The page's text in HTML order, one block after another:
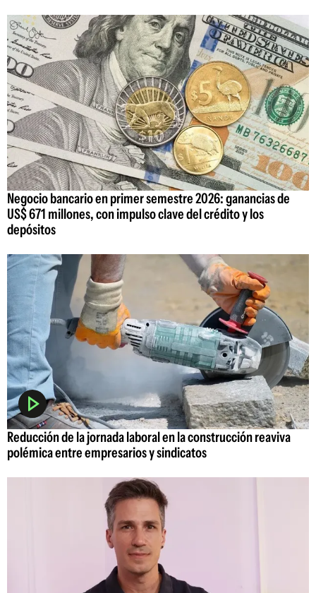
Negocio bancario en primer semestre 2026: ganancias de
US$ 671 millones, con impulso clave del crédito y los
depósitos
Reducción de la jornada laboral en la construcción reaviva
polémica entre empresarios y sindicatos